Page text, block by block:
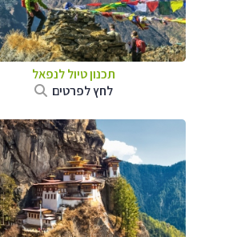
תכנון טיול לנפאל
לחץ לפרטים